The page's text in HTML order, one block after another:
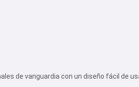
de vanguardia con un diseño fácil de